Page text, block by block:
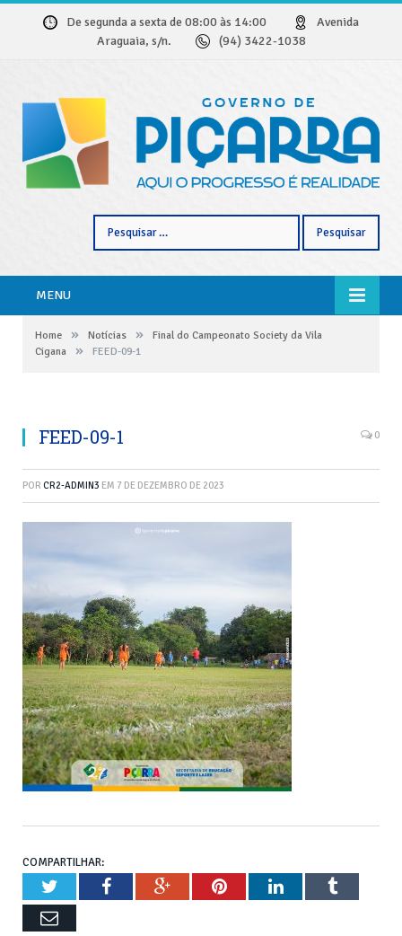
De segunda a sexta de 08:00 às 14:00
Avenida
Araguaia, s/n.
(94) 3422-1038
MENU
Home » Notícias »
Final do Campeonato Society da Vila
Cigana
» FEED-09-1
FEED-09-1 0
POR CR2-ADMIN3 EM 7 DE DEZEMBRO DE 2023
COMPARTILHAR:
TwitterFacebookGoogle+PinterestLinkedInTumblr
Email